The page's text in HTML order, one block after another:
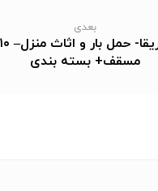
بعدی
مسقف+ بسته بندی